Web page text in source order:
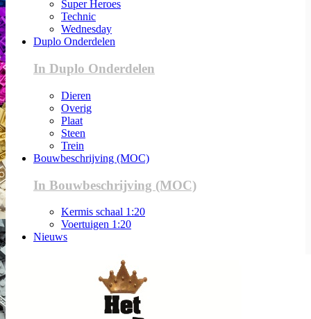
Super Heroes
Technic
Wednesday
Duplo Onderdelen
In Duplo Onderdelen
Dieren
Overig
Plaat
Steen
Trein
Bouwbeschrijving (MOC)
In Bouwbeschrijving (MOC)
Kermis schaal 1:20
Voertuigen 1:20
Nieuws